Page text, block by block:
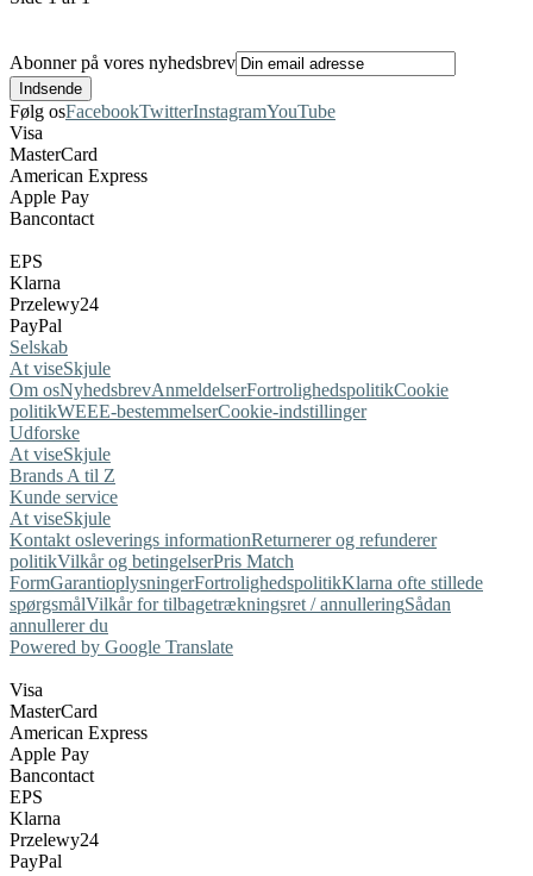
Abonner på vores nyhedsbrev
Følg osFacebookTwitterInstagramYouTube
Visa
MasterCard
American Express
Apple Pay
Bancontact
EPS
Klarna
Przelewy24
PayPal
Selskab
At viseSkjule
Om osNyhedsbrevAnmeldelserFortrolighedspolitikCookie
politikWEEE-bestemmelserCookie-indstillinger
Udforske
At viseSkjule
Brands A til Z
Kunde service
At viseSkjule
Kontakt osleverings informationReturnerer og refunderer
politikVilkår og betingelserPris Match
FormGarantioplysningerFortrolighedspolitikKlarna ofte stillede
spørgsmålVilkår for tilbagetrækningsret / annulleringSådan
annullerer du
Powered by Google Translate
Visa
MasterCard
American Express
Apple Pay
Bancontact
EPS
Klarna
Przelewy24
PayPal